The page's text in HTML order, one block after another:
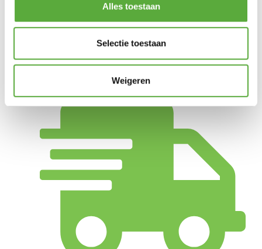
Alles toestaan
Selectie toestaan
Weigeren
Barista stapel tuinstoel met zitkussen – Latte
€189,00
4 Seasons Outdoor Fabrice dining tuinstoel – Latte
€419,00